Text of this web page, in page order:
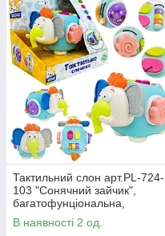
Тактильний слон арт.PL-724-
103 "Сонячний зайчик",
багатофунціональна,
натискання, трескіт, р-р
21*15*14 короб.23,5*20*19см
В наявності 2 од.